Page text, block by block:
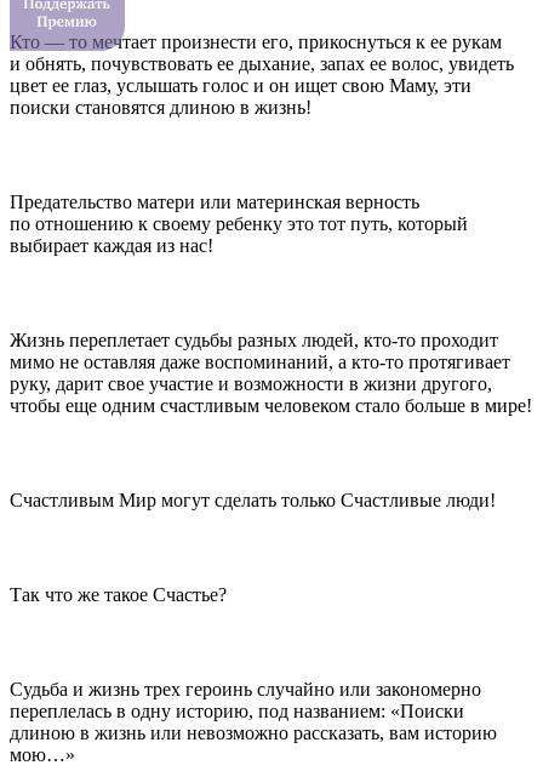
Кто — то мечтает произнести его, прикоснуться к ее рукам
и обнять, почувствовать ее дыхание, запах ее волос, увидеть
цвет ее глаз, услышать голос и он ищет свою Маму, эти
поиски становятся длиною в жизнь!
Предательство матери или материнская верность
по отношению к своему ребенку это тот путь, который
выбирает каждая из нас!
Жизнь переплетает судьбы разных людей, кто-то проходит
мимо не оставляя даже воспоминаний, а кто-то протягивает
руку, дарит свое участие и возможности в жизни другого,
чтобы еще одним счастливым человеком стало больше в мире!
Счастливым Мир могут сделать только Счастливые люди!
Так что же такое Счастье?
Судьба и жизнь трех героинь случайно или закономерно
переплелась в одну историю, под названием: «Поиски
длиною в жизнь или невозможно рассказать, вам историю
мою…»